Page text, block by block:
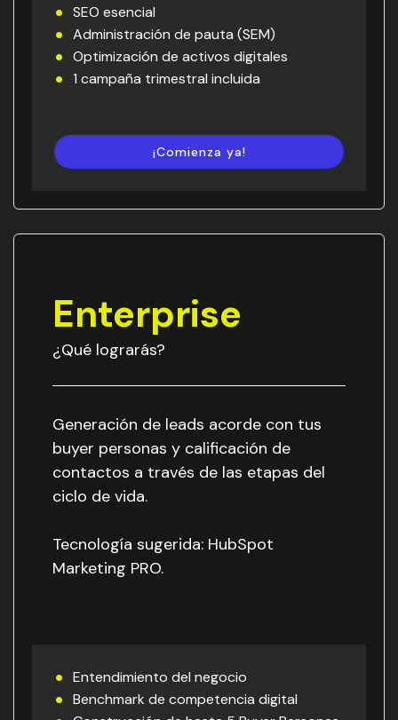
SEO esencial
Administración de pauta (SEM)
Optimización de activos digitales
1 campaña trimestral incluida
¡Comienza ya!
Enterprise
¿Qué lograrás?
Generación de leads acorde con tus
buyer personas y calificación de
contactos a través de las etapas del
ciclo de vida.
Tecnología sugerida: HubSpot
Marketing PRO.
Entendimiento del negocio
Benchmark de competencia digital